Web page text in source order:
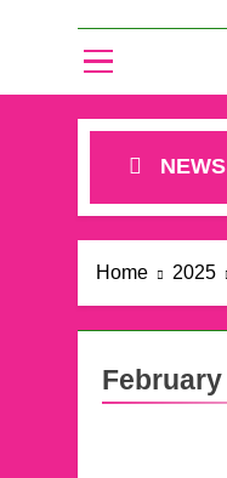
NEWS
𝐭𝐡𝐞 𝐢𝐧𝐭𝐞𝐫𝐧𝐚𝐭𝐢𝐨𝐧𝐚𝐥
Home 2025
February